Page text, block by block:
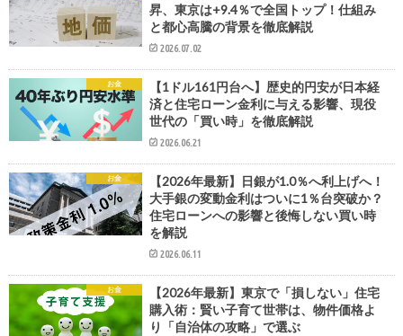
昇、東京は+9.4％で全国トップ！仕組み
と都心高騰の背景を徹底解説
2026.07.02
お金
【1ドル161円台へ】歴史的円安が日本経
済と住宅ローン金利に与える影響、現役
世代の「買い時」を徹底解説
2026.06.21
お金
【2026年最新】日銀が1.0％へ利上げへ！
大手銀の変動金利はついに1％台突破か？
住宅ローンへの影響と後悔しない買い時
を解説
2026.06.11
お金
【2026年最新】東京で「損しない」住宅
購入術：賢い子育て世帯は、物件価格よ
り「自治体の攻略」で選ぶ